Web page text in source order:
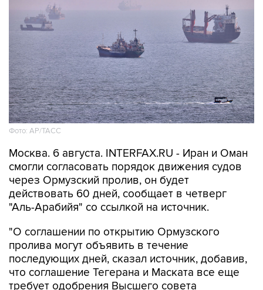
Фото: AP/ТАСС
Москва. 6 августа. INTERFAX.RU - Иран и Оман
смогли согласовать порядок движения судов
через Ормузский пролив, он будет
действовать 60 дней, сообщает в четверг
"Аль-Арабийя" со ссылкой на источник.
"О соглашении по открытию Ормузского
пролива могут объявить в течение
последующих дней, сказал источник, добавив,
что соглашение Тегерана и Маската все еще
требует одобрения Высшего совета